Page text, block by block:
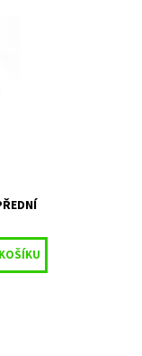
CE